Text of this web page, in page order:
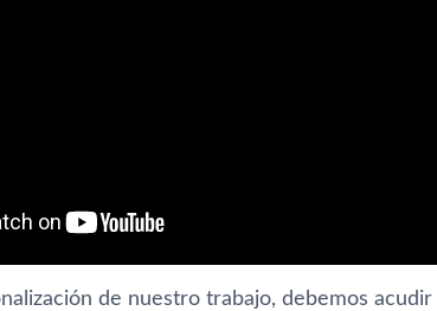
de nuestro trabajo, debemos